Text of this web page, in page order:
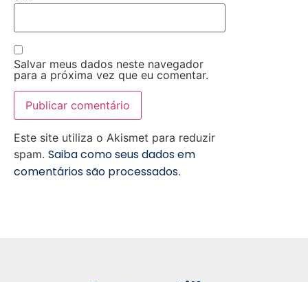
Salvar meus dados neste navegador
para a próxima vez que eu comentar.
Este site utiliza o Akismet para reduzir
spam. Saiba como seus dados em
comentários são processados.